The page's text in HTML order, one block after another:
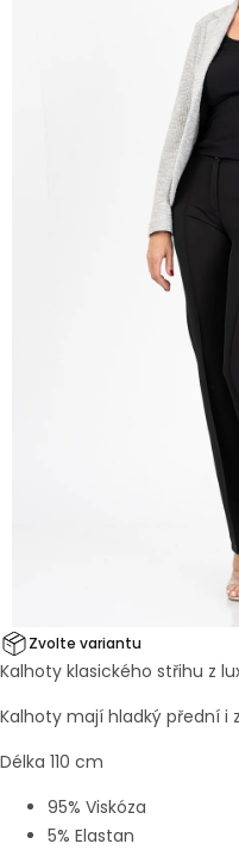
Zvolte variantu
Kalhoty klasického střihu z
Kalhoty mají hladký přední i
Délka 110 cm
95% Viskóza
5% Elastan